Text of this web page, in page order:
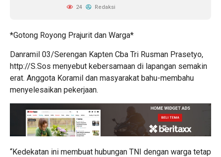
24 Redaksi
*Gotong Royong Prajurit dan Warga*
Danramil 03/Serengan Kapten Cba Tri Rusman Prasetyo,
http://S.Sos menyebut kebersamaan di lapangan semakin
erat. Anggota Koramil dan masyarakat bahu-membahu
menyelesaikan pekerjaan.
“Kedekatan ini membuat hubungan TNI dengan warga tetap